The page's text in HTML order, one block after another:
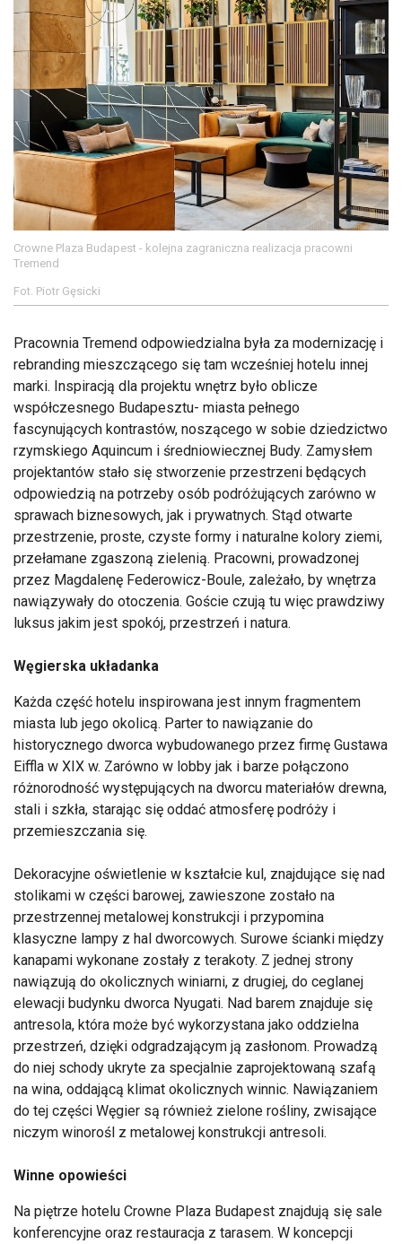
Crowne Plaza Budapest - kolejna zagraniczna realizacja pracowni
Tremend
Fot. Piotr Gęsicki
Pracownia Tremend odpowiedzialna była za modernizację i
rebranding mieszczącego się tam wcześniej hotelu innej
marki. Inspiracją dla projektu wnętrz było oblicze
współczesnego Budapesztu- miasta pełnego
fascynujących kontrastów, noszącego w sobie dziedzictwo
rzymskiego Aquincum i średniowiecznej Budy. Zamysłem
projektantów stało się stworzenie przestrzeni będących
odpowiedzią na potrzeby osób podróżujących zarówno w
sprawach biznesowych, jak i prywatnych. Stąd otwarte
przestrzenie, proste, czyste formy i naturalne kolory ziemi,
przełamane zgaszoną zielenią. Pracowni, prowadzonej
przez Magdalenę Federowicz-Boule, zależało, by wnętrza
nawiązywały do otoczenia. Goście czują tu więc prawdziwy
luksus jakim jest spokój, przestrzeń i natura.
Węgierska układanka
Każda część hotelu inspirowana jest innym fragmentem
miasta lub jego okolicą. Parter to nawiązanie do
historycznego dworca wybudowanego przez firmę Gustawa
Eiffla w XIX w. Zarówno w lobby jak i barze połączono
różnorodność występujących na dworcu materiałów drewna,
stali i szkła, starając się oddać atmosferę podróży i
przemieszczania się.
Dekoracyjne oświetlenie w kształcie kul, znajdujące się nad
stolikami w części barowej, zawieszone zostało na
przestrzennej metalowej konstrukcji i przypomina
klasyczne lampy z hal dworcowych. Surowe ścianki między
kanapami wykonane zostały z terakoty. Z jednej strony
nawiązują do okolicznych winiarni, z drugiej, do ceglanej
elewacji budynku dworca Nyugati. Nad barem znajduje się
antresola, która może być wykorzystana jako oddzielna
przestrzeń, dzięki odgradzającym ją zasłonom. Prowadzą
do niej schody ukryte za specjalnie zaprojektowaną szafą
na wina, oddającą klimat okolicznych winnic. Nawiązaniem
do tej części Węgier są również zielone rośliny, zwisające
niczym winorośl z metalowej konstrukcji antresoli.
Winne opowieści
Na piętrze hotelu Crowne Plaza Budapest znajdują się sale
konferencyjne oraz restauracja z tarasem. W koncepcji